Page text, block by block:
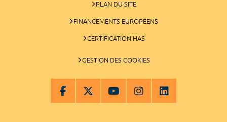
PLAN DU SITE
FINANCEMENTS EUROPÉENS
CERTIFICATION HAS
GESTION DES COOKIES